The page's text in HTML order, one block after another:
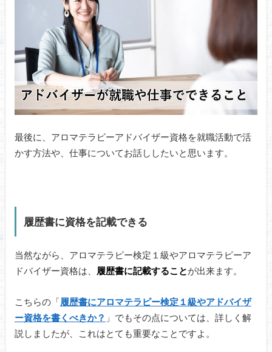
最後に、アロマテラピーアドバイザー資格を就職活動で活
かす方法や、仕事についてお話ししたいと思います。
履歴書に資格を記載できる
当然ながら、アロマテラピー検定１級やアロマテラピーア
ドバイザー資格は、 履歴書に記載することが出来ます。
こちらの「履歴書にアロマテラピー検定１級やアドバイザ
ー資格を書くべきか？ 」でもその点については、詳しく解
説しましたが、これはとても重要なことですよ。